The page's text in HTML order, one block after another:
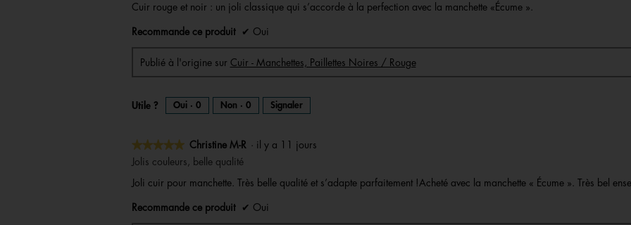
5
étoiles.
Cuir rouge et noir : un joli classique qui s’accorde à la perfection avec la manchette «Écume ».
Recommande ce produit ✔ Oui
Publié à l'origine sur Cuir - Manchettes, Paillettes Noires / Rouge
Utile ? Oui · 0 Non · 0 Signaler
★★★★★
★★★★★
5
5
Christine M-R · il y a 11 jours
Jolis couleurs, belle qualité
Joli cuir pour manchette. Très belle qualité et s’adapte parfaitement !Acheté avec la manchette « Écume ». Très bel
Recommande ce produit ✔ Oui